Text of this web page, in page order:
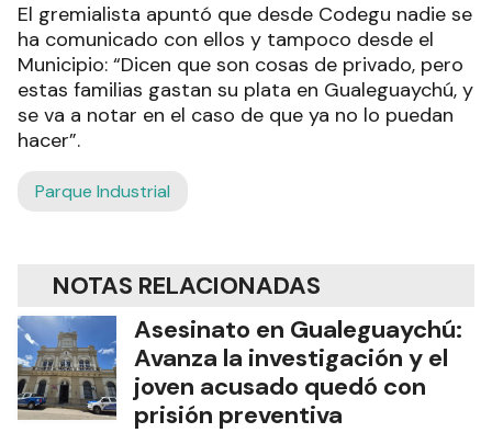
El gremialista apuntó que desde Codegu nadie se
ha comunicado con ellos y tampoco desde el
Municipio: “Dicen que son cosas de privado, pero
estas familias gastan su plata en Gualeguaychú, y
se va a notar en el caso de que ya no lo puedan
hacer”.
Parque Industrial
NOTAS RELACIONADAS
Asesinato en Gualeguaychú:
Avanza la investigación y el
joven acusado quedó con
prisión preventiva